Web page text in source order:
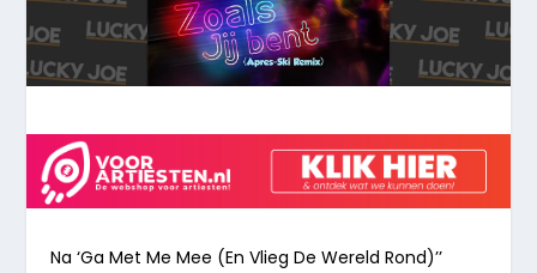
Na ‘Ga Met Me Mee (En Vlieg De Wereld Rond)’’